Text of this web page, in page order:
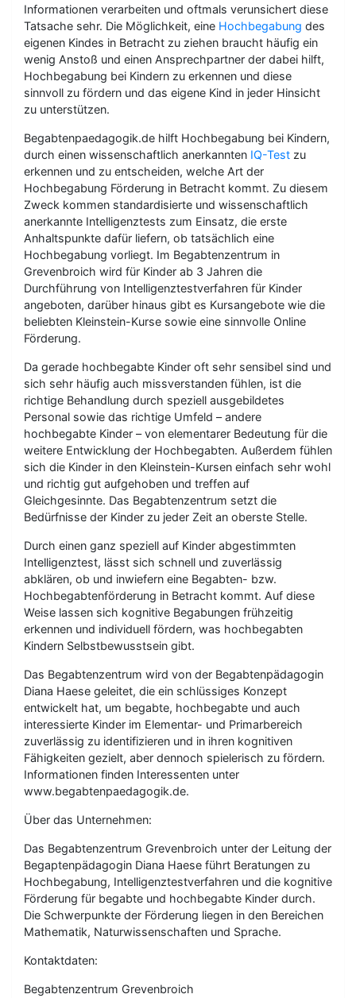
Informationen verarbeiten und oftmals verunsichert diese
Tatsache sehr. Die Möglichkeit, eine Hochbegabung des
eigenen Kindes in Betracht zu ziehen braucht häufig ein
wenig Anstoß und einen Ansprechpartner der dabei hilft,
Hochbegabung bei Kindern zu erkennen und diese
sinnvoll zu fördern und das eigene Kind in jeder Hinsicht
zu unterstützen.
Begabtenpaedagogik.de hilft Hochbegabung bei Kindern,
durch einen wissenschaftlich anerkannten IQ-Test zu
erkennen und zu entscheiden, welche Art der
Hochbegabung Förderung in Betracht kommt. Zu diesem
Zweck kommen standardisierte und wissenschaftlich
anerkannte Intelligenztests zum Einsatz, die erste
Anhaltspunkte dafür liefern, ob tatsächlich eine
Hochbegabung vorliegt. Im Begabtenzentrum in
Grevenbroich wird für Kinder ab 3 Jahren die
Durchführung von Intelligenztestverfahren für Kinder
angeboten, darüber hinaus gibt es Kursangebote wie die
beliebten Kleinstein-Kurse sowie eine sinnvolle Online
Förderung.
Da gerade hochbegabte Kinder oft sehr sensibel sind und
sich sehr häufig auch missverstanden fühlen, ist die
richtige Behandlung durch speziell ausgebildetes
Personal sowie das richtige Umfeld – andere
hochbegabte Kinder – von elementarer Bedeutung für die
weitere Entwicklung der Hochbegabten. Außerdem fühlen
sich die Kinder in den Kleinstein-Kursen einfach sehr wohl
und richtig gut aufgehoben und treffen auf
Gleichgesinnte. Das Begabtenzentrum setzt die
Bedürfnisse der Kinder zu jeder Zeit an oberste Stelle.
Durch einen ganz speziell auf Kinder abgestimmten
Intelligenztest, lässt sich schnell und zuverlässig
abklären, ob und inwiefern eine Begabten- bzw.
Hochbegabtenförderung in Betracht kommt. Auf diese
Weise lassen sich kognitive Begabungen frühzeitig
erkennen und individuell fördern, was hochbegabten
Kindern Selbstbewusstsein gibt.
Das Begabtenzentrum wird von der Begabtenpädagogin
Diana Haese geleitet, die ein schlüssiges Konzept
entwickelt hat, um begabte, hochbegabte und auch
interessierte Kinder im Elementar- und Primarbereich
zuverlässig zu identifizieren und in ihren kognitiven
Fähigkeiten gezielt, aber dennoch spielerisch zu fördern.
Informationen finden Interessenten unter
www.begabtenpaedagogik.de.
Über das Unternehmen:
Das Begabtenzentrum Grevenbroich unter der Leitung der
Begaptenpädagogin Diana Haese führt Beratungen zu
Hochbegabung, Intelligenztestverfahren und die kognitive
Förderung für begabte und hochbegabte Kinder durch.
Die Schwerpunkte der Förderung liegen in den Bereichen
Mathematik, Naturwissenschaften und Sprache.
Kontaktdaten:
Begabtenzentrum Grevenbroich